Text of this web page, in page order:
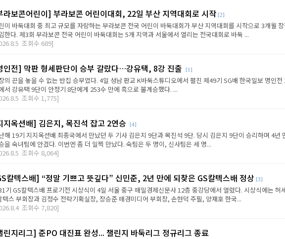
라보콘어린이] 부라보콘 어린이대회, 22일 부산 지역대회로 시작 [2]
이 바둑대회 중 최고 규모를 자랑하는 부라보콘 전국 어린이 바둑대회가 부산 지역대회를 시작으로 3개월
한다. 제3회 부라보콘 전국 어린이 바둑대회는 5개 지역과 서울에서 열리는 전국대회로 바둑 ...
조회수 689]
인전] 막판 형세판단이 승부 갈랐다…강유택, 8강 진출 [1]
의 끈을 놓을 수 없는 반집 승부였다. 4일 성남 판교 K바둑스튜디오에서 펼친 제49기 SG배 한국일보 명인전
서 강유택 9단이 안정기 8단에게 253수 만에 흑으로 불계승했다. ...
조회수 1,775]
지옥션배] 김은지, 목진석 잡고 2연승 [4]
해 19기 지지옥션배 최종국에서 만났던 두 기사 김은지 9단과 목진석 9단. 당시 김은지 9단이 승리하며 4년
을 숙녀팀에 안겼다. 이번엔 좀 더 일찍 만났다. 숙팀은 두 명이, 신사팀은 세 명...
조회수 8,064]
칼텍스배] “정말 기쁘고 뜻깊다” 신민준, 2년 만에 되찾은 GS칼텍스배 정상 [3]
기 GS칼텍스배 프로기전 시상식이 4일 서울 중구 매일경제신문사 12층 중강당에서 열렸다. 시상식에는 허
텍스 부회장과 김정수 전략기획실장, 장승준 매경미디어 부회장, 손현덕 주필, 양재호 한국...
조회수 7,820]
린지리그] 준PO 대진표 완성... 챌린지 바둑리그 정규리그 종료